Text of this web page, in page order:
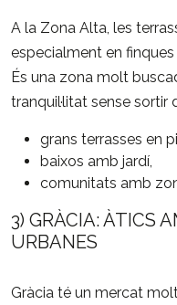
A la Zona Alta, les
especialment en
És una zona molt
tranquil·litat sense sortir
grans terrasses en
baixos amb jardí,
comunitats amb
3) GRÀCIA: ÀTICS
URBANES
Gràcia té un mercat